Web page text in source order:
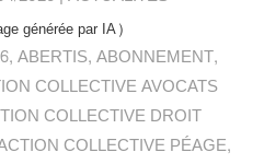
générée par IA)
,ABERTIS,ABONNEMENT,
COLLECTIVE AVOCATS
COLLECTIVE DROIT
COLLECTIVE PÉAGE,